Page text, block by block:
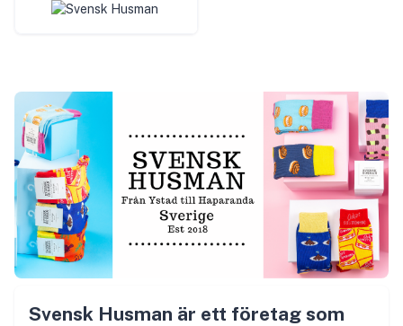
Svensk Husman är ett företag som